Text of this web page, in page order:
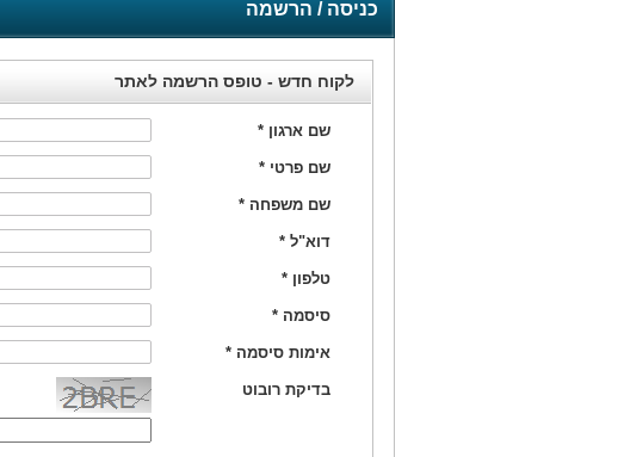
כניסה / הרשמה
לקוח חדש - טופס הרשמה לאתר
שם ארגון *
שם פרטי *
שם משפחה *
דוא"ל *
טלפון *
סיסמה *
אימות סיסמה *
בדיקת רובוט